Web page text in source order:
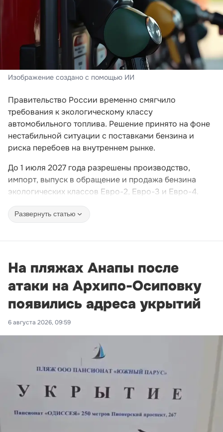
Изображение создано с помощью ИИ
Правительство России временно смягчило
требования к экологическому классу
автомобильного топлива. Решение принято на фоне
нестабильной ситуации с поставками бензина и
риска перебоев на внутреннем рынке.
До 1 июля 2027 года разрешены производство,
импорт, выпуск в обращение и продажа бензина
экологических классов Евро-2, Евро-3 и Евро-4.
Развернуть статью
На пляжах Анапы после
атаки на Архипо-Осиповку
появились адреса укрытий
6 августа 2026, 09:59